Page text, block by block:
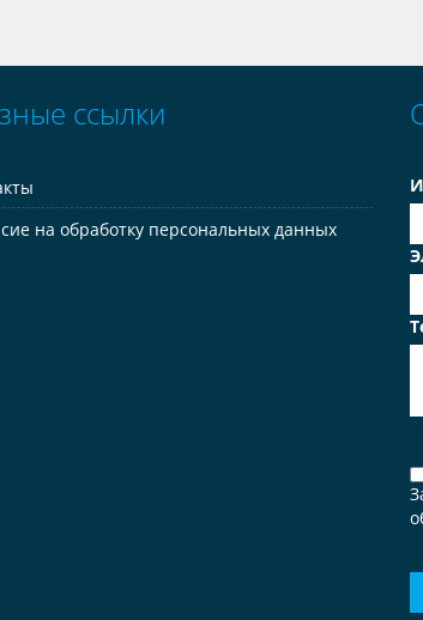
ссылки
на обработку персональных данных